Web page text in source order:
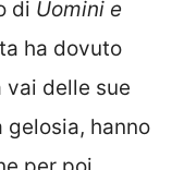
di Uomini e
ha dovuto
vai delle sue
hanno